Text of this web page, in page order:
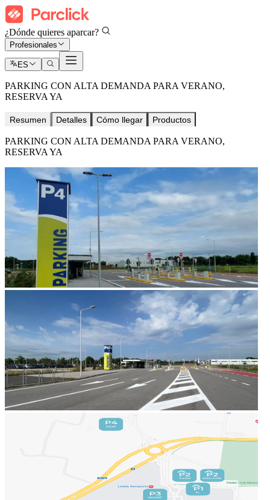
¿Dónde quieres aparcar?
Profesionales
ES
PARKING CON ALTA DEMANDA PARA VERANO,
RESERVA YA
Resumen Detalles Cómo llegar Productos
PARKING CON ALTA DEMANDA PARA VERANO,
RESERVA YA